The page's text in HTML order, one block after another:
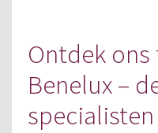
Ontdek
Benelux –